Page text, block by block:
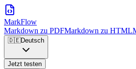
MarkFlow
Markdown zu PDFMarkdown zu HTML
🇩🇪Deutsch
Jetzt testen